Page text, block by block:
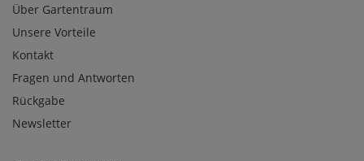
Über Gartentraum
Unsere Vorteile
Kontakt
Fragen und Antworten
Rückgabe
Newsletter